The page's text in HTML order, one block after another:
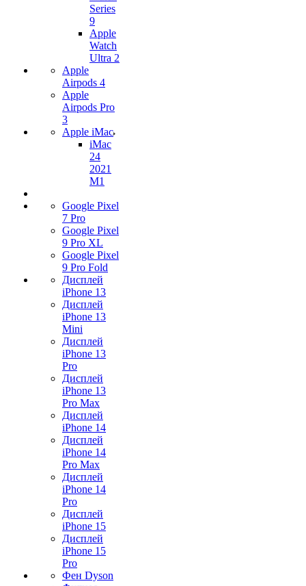
Series
9
Apple
Watch
Ultra 2
Apple
Airpods 4
Apple
Airpods Pro
3
Apple iMac
iMac
24
2021
M1
Google Pixel
7 Pro
Google Pixel
9 Pro XL
Google Pixel
9 Pro Fold
Дисплей
iPhone 13
Дисплей
iPhone 13
Mini
Дисплей
iPhone 13
Pro
Дисплей
iPhone 13
Pro Max
Дисплей
iPhone 14
Дисплей
iPhone 14
Pro Max
Дисплей
iPhone 14
Pro
Дисплей
iPhone 15
Дисплей
iPhone 15
Pro
Фен Dyson